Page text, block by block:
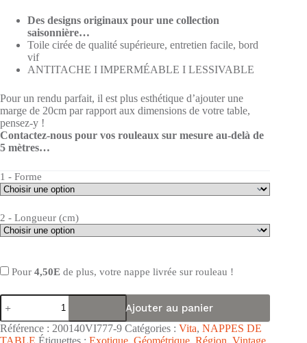
Des designs originaux pour une collection
saisonnière…
Toile cirée de qualité supérieure, entretien facile, bord
vif
ANTITACHE I IMPERMÉABLE I LESSIVABLE
Pour un rendu parfait, il est plus esthétique d’ajouter une
marge de 20cm par rapport aux dimensions de votre table,
pensez-y !
Contactez-nous pour vos rouleaux sur mesure au-delà de
5 mètres…
1 - Forme
2 - Longueur (cm)
Pour 4,50E de plus, votre nappe livrée sur rouleau !
quantité
de
Nappe
de
Ajouter au panier
Référence : 200140VI777-9 Catégories : Vita, NAPPES DE
TABLE Étiquettes : Exotique, Géométrique, Région, Vintage